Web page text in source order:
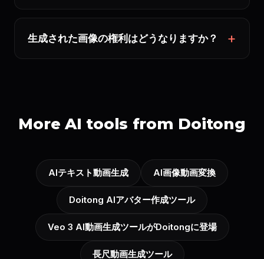
生成された画像の権利はどうなりますか？
More AI tools from Doitong
AIテキスト動画生成 AI画像動画変換
Doitong AIアバター作成ツール
Veo 3 AI動画生成ツールがDoitongに登場
長尺動画生成ツール